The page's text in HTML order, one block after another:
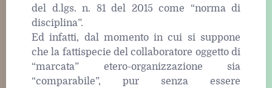
del d.lgs. n. 81 del 2015 come “norma di
disciplina”.
Ed infatti, dal momento in cui si suppone
che la fattispecie del collaboratore oggetto di
“marcata” etero-organizzazione sia
“comparabile”, pur senza essere